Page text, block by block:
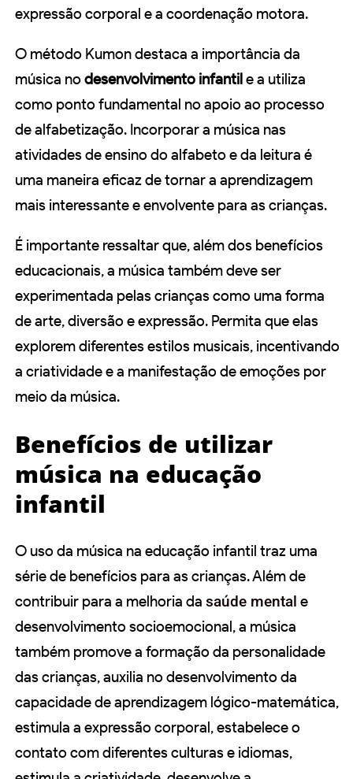
expressão corporal e a coordenação motora.
O método Kumon destaca a importância da
música no desenvolvimento infantile a utiliza
como ponto fundamental no apoio ao processo
de alfabetização. Incorporar a música nas
atividades de ensino do alfabeto e da leitura é
uma maneira eficaz de tornar a aprendizagem
mais interessante e envolvente para as crianças.
É importante ressaltar que, além dos benefícios
educacionais, a música também deve ser
experimentada pelas crianças como uma forma
de arte, diversão e expressão. Permita que elas
explorem diferentes estilos musicais, incentivando
a criatividade e a manifestação de emoções por
meio da música.
Benefícios de utilizar
música na educação
infantil
O uso da música na educação infantil traz uma
série de benefícios para as crianças. Além de
contribuir para a melhoria da saúde mental e
desenvolvimento socioemocional, a música
também promove a formação da personalidade
das crianças, auxilia no desenvolvimento da
capacidade de aprendizagem lógico-matemática,
estimula a expressão corporal, estabelece o
contato com diferentes culturas e idiomas,